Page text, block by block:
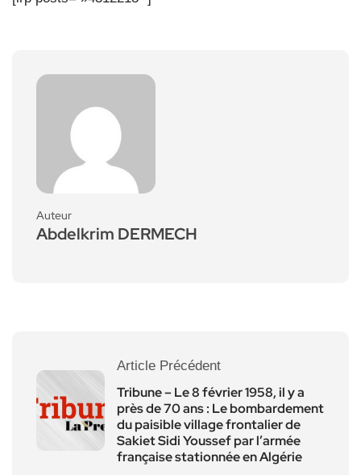
Auteur
Abdelkrim DERMECH
Article Précédent
Tribune – Le 8 février 1958, il y a
près de 70 ans : Le bombardement
du paisible village frontalier de
Sakiet Sidi Youssef par l’armée
française stationnée en Algérie